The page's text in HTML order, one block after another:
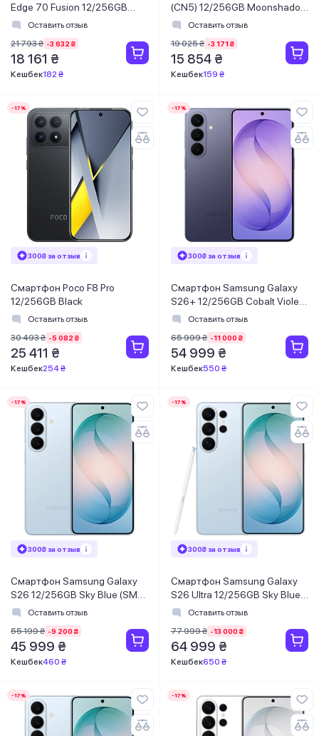
Edge 70 Fusion 12/256GB
Silhouette (PBBE0042UA)
Оставить отзыв
21 793 ₴ -3 632 ₴
18 161 ₴
Кешбек182 ₴
(CN5) 12/256GB Moonshadow
Black (4894947116216)
Оставить отзыв
19 025 ₴ -3 171 ₴
15 854 ₴
Кешбек159 ₴
-17%
300₴ за отзыв
Смартфон Poco F8 Pro
12/256GB Black
Оставить отзыв
30 493 ₴ -5 082 ₴
25 411 ₴
Кешбек254 ₴
-17%
300₴ за отзыв
Смартфон Samsung Galaxy
S26+ 12/256GB Cobalt Violet
(SM-S947BZVDEUC)
Оставить отзыв
65 999 ₴ -11 000 ₴
54 999 ₴
Кешбек550 ₴
-17%
300₴ за отзыв
Смартфон Samsung Galaxy
S26 12/256GB Sky Blue (SM-
S942BLBGEUC)
Оставить отзыв
55 199 ₴ -9 200 ₴
45 999 ₴
Кешбек460 ₴
-17%
300₴ за отзыв
Смартфон Samsung Galaxy
S26 Ultra 12/256GB Sky Blue
(SM-S948BLBDEUC)
Оставить отзыв
77 999 ₴ -13 000 ₴
64 999 ₴
Кешбек650 ₴
-17% -17%